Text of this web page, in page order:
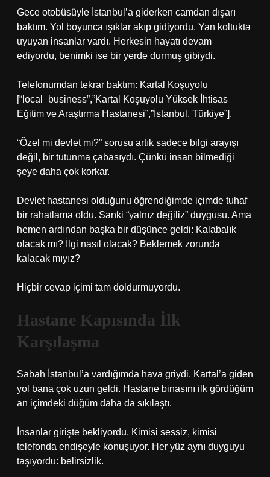
Gece otobüsüyle İstanbul’a giderken camdan dışarı
baktım. Yol boyunca ışıklar akıp gidiyordu. Yan koltukta
uyuyan insanlar vardı. Herkesin hayatı devam
ediyordu, benimki ise bir yerde durmuş gibiydi.
Telefonumdan tekrar baktım: Kartal Koşuyolu
[“local_business”,”Kartal Koşuyolu Yüksek İhtisas
Eğitim ve Araştırma Hastanesi”,”İstanbul, Türkiye”].
“Özel mi devlet mi?” sorusu artık sadece bilgi arayışı
değil, bir tutunma çabasıydı. Çünkü insan bilmediği
şeye daha çok korkar.
Devlet hastanesi olduğunu öğrendiğimde içimde tuhaf
bir rahatlama oldu. Sanki “yalnız değiliz” duygusu. Ama
hemen ardından başka bir düşünce geldi: Kalabalık
olacak mı? İlgi nasıl olacak? Beklemek zorunda
kalacak mıyız?
Hiçbir cevap içimi tam doldurmuyordu.
Hastane Kapısında İlk
Karşılaşma
Sabah İstanbul’a vardığımda hava griydi. Kartal’a giden
yol bana çok uzun geldi. Hastane binasını ilk gördüğüm
an içimdeki düğüm daha da sıkılaştı.
İnsanlar girişte bekliyordu. Kimisi sessiz, kimisi
telefonda endişeyle konuşuyor. Her yüz aynı duyguyu
taşıyordu: belirsizlik.